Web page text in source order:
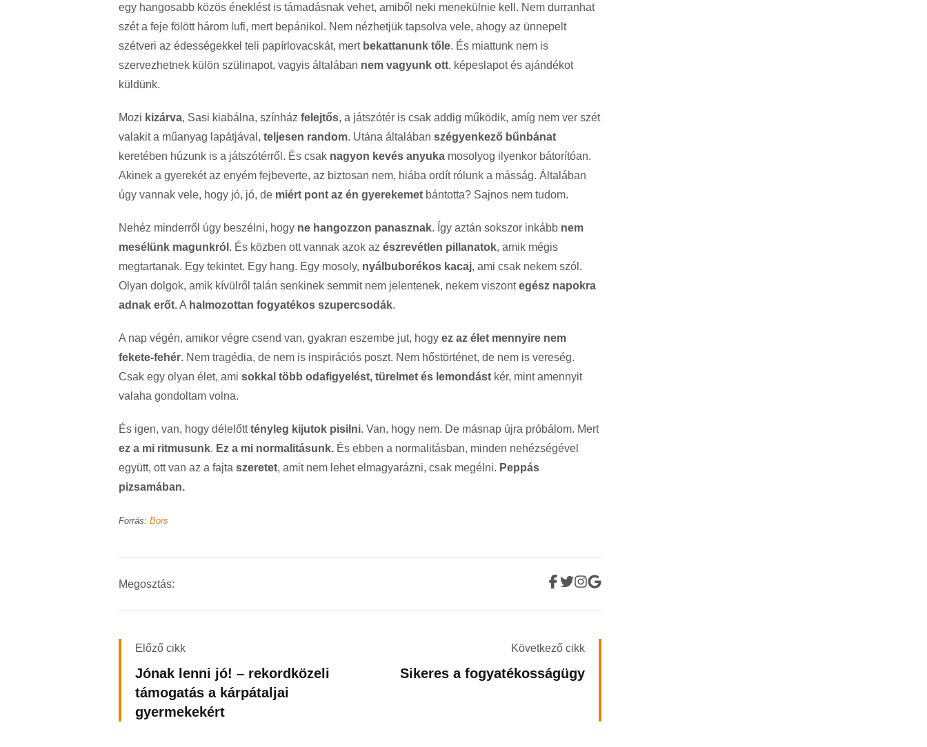
egy hangosabb közös éneklést is támadásnak vehet, amiből neki menekülnie kell. Nem durranhat
szét a feje fölött három lufi, mert bepánikol. Nem nézhetjük tapsolva vele, ahogy az ünnepelt
szétveri az édességekkel teli papírlovacskát, mert bekattanunk tőle. És miattunk nem is
szervezhetnek külön szülinapot, vagyis általában nem vagyunk ott, képeslapot és ajándékot
küldünk.
Mozi kizárva, Sasi kiabálna, színház felejtős, a játszótér is csak addig működik, amíg nem ver szét
valakit a műanyag lapátjával, teljesen random. Utána általában szégyenkező bűnbánat
keretében húzunk is a játszótérről. És csak nagyon kevés anyuka mosolyog ilyenkor bátorítóan.
Akinek a gyerekét az enyém fejbeverte, az biztosan nem, hiába ordít rólunk a másság. Általában
úgy vannak vele, hogy jó, jó, de miért pont az én gyerekemet bántotta? Sajnos nem tudom.
Nehéz minderről úgy beszélni, hogy ne hangozzon panasznak. Így aztán sokszor inkább nem
mesélünk magunkról . És közben ott vannak azok az észrevétlen pillanatok, amik mégis
megtartanak. Egy tekintet. Egy hang. Egy mosoly, nyálbuborékos kacaj, ami csak nekem szól.
Olyan dolgok, amik kívülről talán senkinek semmit nem jelentenek, nekem viszontegész napokra
adnak erőt. A halmozottan fogyatékos szupercsodák.
A nap végén, amikor végre csend van, gyakran eszembe jut, hogy ez az élet mennyire nem
fekete-fehér. Nem tragédia, de nem is inspirációs poszt. Nem hőstörténet, de nem is vereség.
Csak egy olyan élet, ami sokkal több odafigyelést, türelmet és lemondást kér, mint amennyit
valaha gondoltam volna.
És igen, van, hogy délelőtttényleg kijutok pisilni. Van, hogy nem. De másnap újra próbálom. Mert
ez a mi ritmusunk. Ez a mi normalitásunk. És ebben a normalitásban, minden nehézségével
együtt, ott van az a fajta szeretet, amit nem lehet elmagyarázni, csak megélni. Peppás
pizsamában.
Forrás: Bors
Megosztás:
Előző cikk
Jónak lenni jó! – rekordközeli
támogatás a kárpátaljai
gyermekekért
Következő cikk
Sikeres a fogyatékosságügy